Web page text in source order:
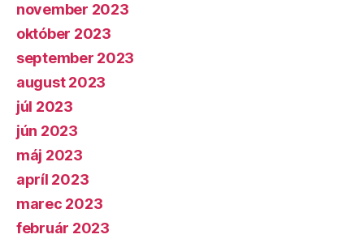
november 2023
október 2023
september 2023
august 2023
júl 2023
jún 2023
máj 2023
apríl 2023
marec 2023
február 2023